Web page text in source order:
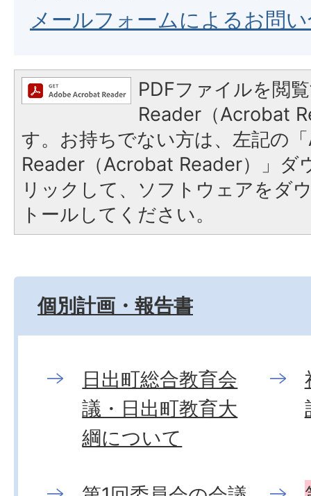
メールフォームによるお問
PDFファイルを閲
Reader（Acrobat
す。お持ちでない方は、左記の
Reader（Acrobat Reader）」ダ
リックして、ソフトウェアをダ
トールしてください。
個別計画・報告書
日出町総合教育会
議・日出町教育大
綱について